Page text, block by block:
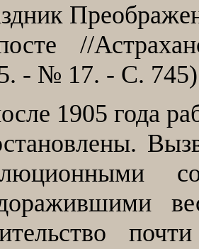
//
- № 17. - С.
1905 года